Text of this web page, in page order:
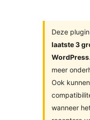
Deze plugin
laatste 3
WordPress
meer
Ook
wanneer